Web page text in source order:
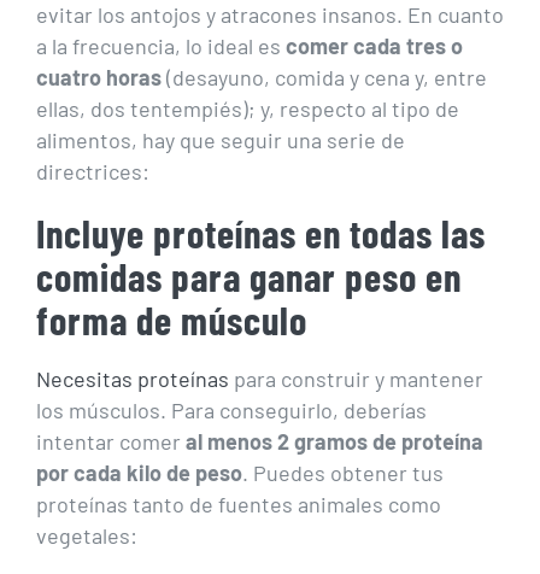
evitar los antojos y atracones insanos. En cuanto
a la frecuencia, lo ideal es comer cada tres o
cuatro horas(desayuno, comida y cena y, entre
ellas, dos tentempiés); y, respecto al tipo de
alimentos, hay que seguir una serie de
directrices:
Incluye proteínas en todas las
comidas para ganar peso en
forma de músculo
Necesitas proteínas para construir y mantener
los músculos. Para conseguirlo, deberías
intentar comer al menos 2 gramos de proteína
por cada kilo de peso. Puedes obtener tus
proteínas tanto de fuentes animales como
vegetales: